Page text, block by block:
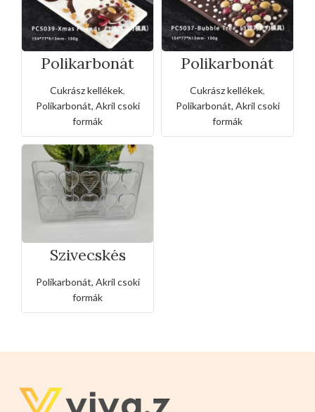
Polikarbonát
bonbon csoki
forma-
karácsony
Cukrász kellékek,
Polikarbonát, Akril csoki
formák
Polikarbonát
bonbon csoki
forma-
karácsonyfa
Cukrász kellékek,
Polikarbonát, Akril csoki
formák
Szivecskés
polikarbonát
bonbon csoki
forma
Polikarbonát, Akril csoki
formák